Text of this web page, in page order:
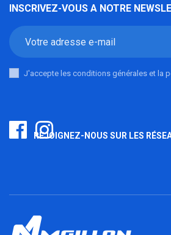
INSCRIVEZ-VOUS A NOTRE
J'accepte les conditions générales et la
REJOIGNEZ-NOUS SUR LES